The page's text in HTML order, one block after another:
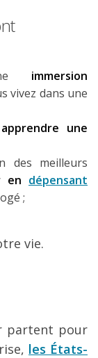
immersion
vivez dans une
apprendre une
des meilleurs
en dépensant
;
vie.
partent pour
les États-